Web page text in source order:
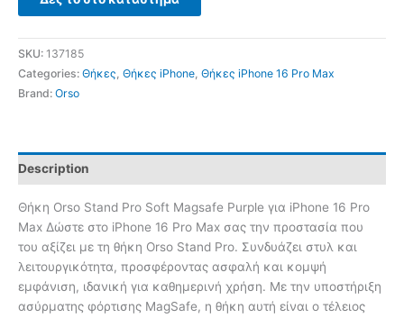
SKU: 137185
Categories: Θήκες Θήκες iPhone Θήκες iPhone 16 Pro Max
Brand: Orso
Description
Θήκη Orso Stand Pro Soft Magsafe Purple για iPhone 16 Pro
Max Δώστε στο iPhone 16 Pro Max σας την προστασία που
του αξίζει με τη θήκη Orso Stand Pro. Συνδυάζει στυλ και
λειτουργικότητα, προσφέροντας ασφαλή και κομψή
εμφάνιση, ιδανική για καθημερινή χρήση. Με την υποστήριξη
ασύρματης φόρτισης MagSafe, η θήκη αυτή είναι ο τέλειος